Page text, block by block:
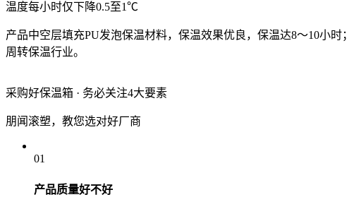
温度每小时仅下降0.5至1℃
产品中空层填充PU发泡保温材料，保温效果优良，保温达8～10小时
周转保温行业。
采购好保温箱 · 务必关注4大要素
朋闻滚塑，教您选对好厂商
01
产品质量好不好